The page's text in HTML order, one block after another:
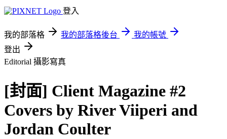
登入
我的部落格 我的部落格後台
我的帳號
登出
Editorial 攝影寫真
[封面] Client Magazine #2
Covers by River Viiperi and
Jordan Coulter